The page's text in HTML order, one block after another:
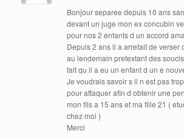
Bonjour separee depuis 10 ans
devant un juge mon ex concubin
pour nos 2 enfants d un accord
Depuis 2 ans il a arretait de verser
au lendemain pretextant des
fait qu il a eu un enfant d un e
Je voudrais savoir s il n est pas
pour attaquer afin d obtenir une
mon fils a 15 ans et ma fille 21 (
chez moi )
Merci